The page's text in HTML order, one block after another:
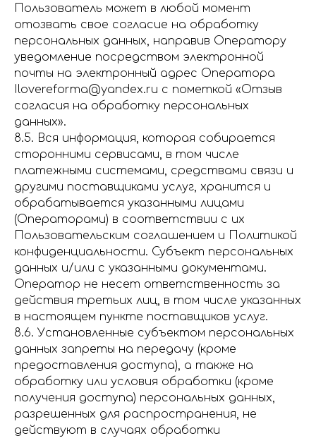
Пользователь может в любой момент
отозвать свое согласие на обработку
персональных данных, направив Оператору
уведомление посредством электронной
почты на электронный адрес Оператора
Ilovereforma@yandex.ru с пометкой «Отзыв
согласия на обработку персональных
данных».
8.5. Вся информация, которая собирается
сторонними сервисами, в том числе
платежными системами, средствами связи и
другими поставщиками услуг, хранится и
обрабатывается указанными лицами
(Операторами) в соответствии с их
Пользовательским соглашением и Политикой
конфиденциальности. Субъект персональных
данных и/или с указанными документами.
Оператор не несет ответственность за
действия третьих лиц, в том числе указанных
в настоящем пункте поставщиков услуг.
8.6. Установленные субъектом персональных
данных запреты на передачу (кроме
предоставления доступа), а также на
обработку или условия обработки (кроме
получения доступа) персональных данных,
разрешенных для распространения, не
действуют в случаях обработки